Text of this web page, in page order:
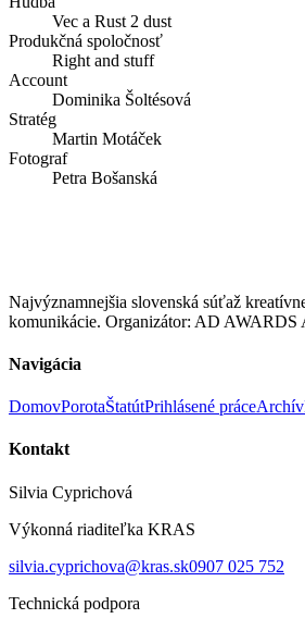
Vec a Rust 2 dust
Produkčná spoločnosť
Right and stuff
Account
Dominika Šoltésová
Stratég
Martin Motáček
Fotograf
Petra Bošanská
Najvýznamnejšia slovenská súťaž
komunikácie. Organizátor: AD AWARDS
Navigácia
DomovPorotaŠtatútPrihlásené práceArchív
Kontakt
Silvia Cyprichová
Výkonná riaditeľka KRAS
silvia.cyprichova@kras.sk0907 025 752
Technická podpora